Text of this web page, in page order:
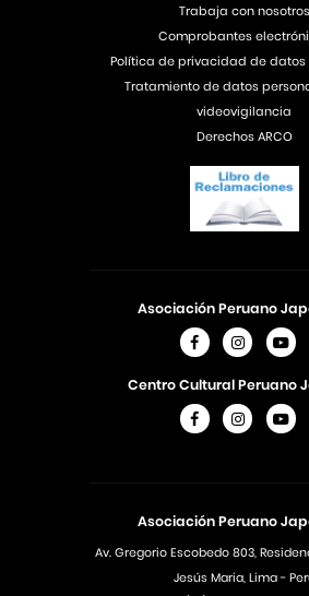
Asociación Peruano
Av. Gregorio Escobedo 803,
Jesús Maria, Lima -
Asociación Peruano
Centro Cultural Peruano
Trabaja con nosotros
Comprobantes
Política de privacidad de datos
Tratamiento de datos
videovigilancia
Derechos ARCO